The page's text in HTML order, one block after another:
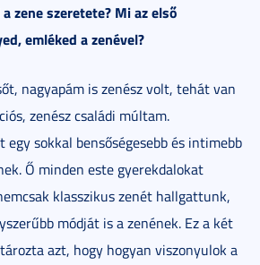
zene szeretete? Mi az első
emléked a zenével?
nagyapám is zenész volt, tehát van
zenész családi múltam.
egy sokkal bensőségesebb és intimebb
Ő minden este gyerekdalokat
klasszikus zenét hallgattunk,
módját is a zenének. Ez a két
azt, hogy hogyan viszonyulok a